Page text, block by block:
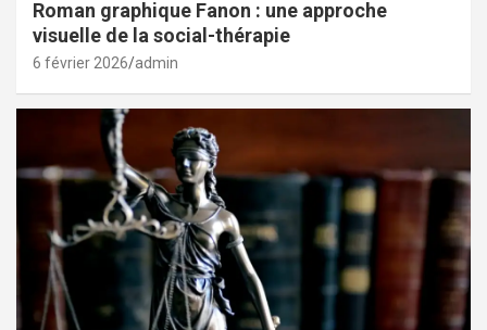
Roman graphique Fanon : une approche
visuelle de la social-thérapie
6 février 2026 admin